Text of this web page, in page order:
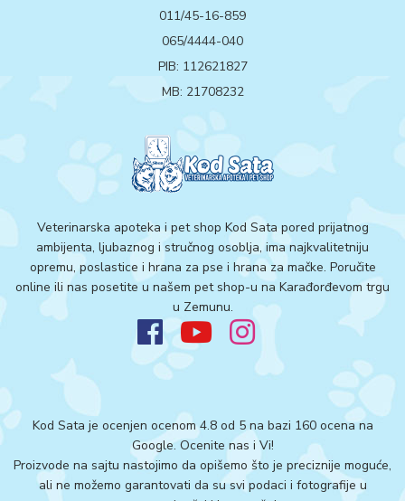
011/45-16-859
065/4444-040
PIB: 112621827
MB: 21708232
Veterinarska apoteka i pet shop Kod Sata pored prijatnog
ambijenta, ljubaznog i stručnog osoblja, ima najkvalitetniju
opremu, poslastice i hrana za pse i hrana za mačke. Poručite
online ili nas posetite u našem pet shop-u na Karađorđevom trgu
u Zemunu.
Kod Sata je ocenjen ocenom 4.8 od 5 na bazi 160 ocena na
Google.Ocenite nas i Vi!
Proizvode na sajtu nastojimo da opišemo što je preciznije moguće,
ali ne možemo garantovati da su svi podaci i fotografije u